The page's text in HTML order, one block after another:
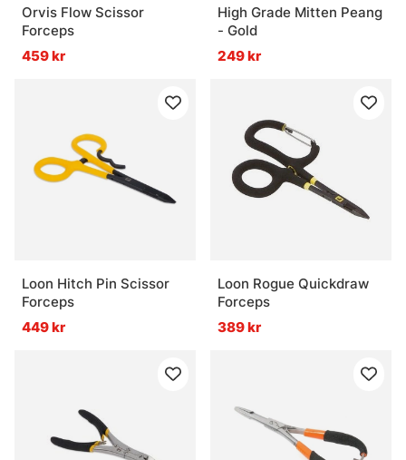
Orvis Flow Scissor
Forceps
459 kr
High Grade Mitten Peang
- Gold
249 kr
Loon Hitch Pin Scissor
Forceps
449 kr
Loon Rogue Quickdraw
Forceps
389 kr